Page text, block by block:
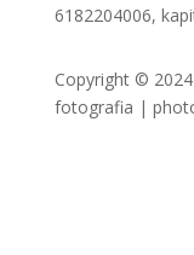
6182204006,
Copyright ©
fotografia |